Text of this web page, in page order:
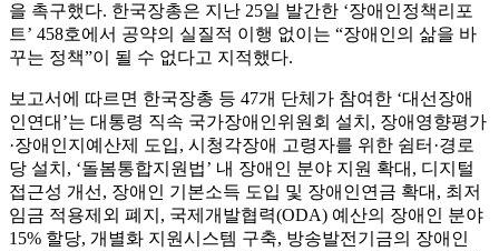
을 촉구했다. 한국장총은 지난 25일 발간한 ‘장애인정책리포
트’ 458호에서 공약의 실질적 이행 없이는 “장애인의 삶을 바
꾸는 정책”이 될 수 없다고 지적했다.
보고서에 따르면 한국장총 등 47개 단체가 참여한 ‘대선장애
인연대’는 대통령 직속 국가장애인위원회 설치, 장애영향평가
·장애인지예산제 도입, 시청각장애 고령자를 위한 쉼터·경로
당 설치, ‘돌봄통합지원법’ 내 장애인 분야 지원 확대, 디지털
접근성 개선, 장애인 기본소득 도입 및 장애인연금 확대, 최저
임금 적용제외 폐지, 국제개발협력(ODA) 예산의 장애인 분야
15% 할당, 개별화 지원시스템 구축, 방송발전기금의 장애인